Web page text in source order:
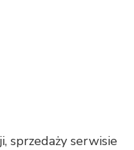
sprzedaży serwisie